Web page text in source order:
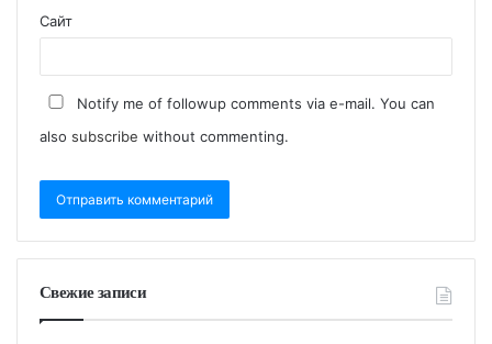
Сайт
Notify me of followup comments via e-mail. You can
also subscribe without commenting.
Свежие записи